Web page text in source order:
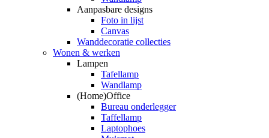
Aanpasbare designs
Foto in lijst
Canvas
Wanddecoratie collecties
Wonen & werken
Lampen
Tafellamp
Wandlamp
(Home)Office
Bureau onderlegger
Taffellamp
Laptophoes